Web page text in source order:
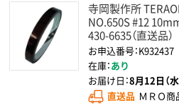
寺岡製作所
NO.650S #12
430-6635（直送品）
お申込番号：K932437
在庫：あり
お届け日：8月12日（水
直送品 ＭＲＯ